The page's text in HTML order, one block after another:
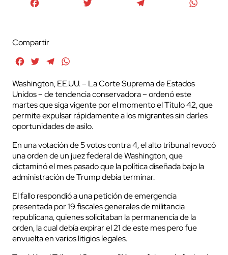
Compartir
FacebookTwitterTelegram
Washington, EE.UU. – La Corte Suprema de Estados
Unidos – de tendencia conservadora – ordenó este
martes que siga vigente por el momento el Título 42, que
permite expulsar rápidamente a los migrantes sin darles
oportunidades de asilo.
En una votación de 5 votos contra 4, el alto tribunal revocó
una orden de un juez federal de Washington, que
dictaminó el mes pasado que la política diseñada bajo la
administración de Trump debía terminar.
El fallo respondió a una petición de emergencia
presentada por 19 fiscales generales de militancia
republicana, quienes solicitaban la permanencia de la
orden, la cual debía expirar el 21 de este mes pero fue
envuelta en varios litigios legales.